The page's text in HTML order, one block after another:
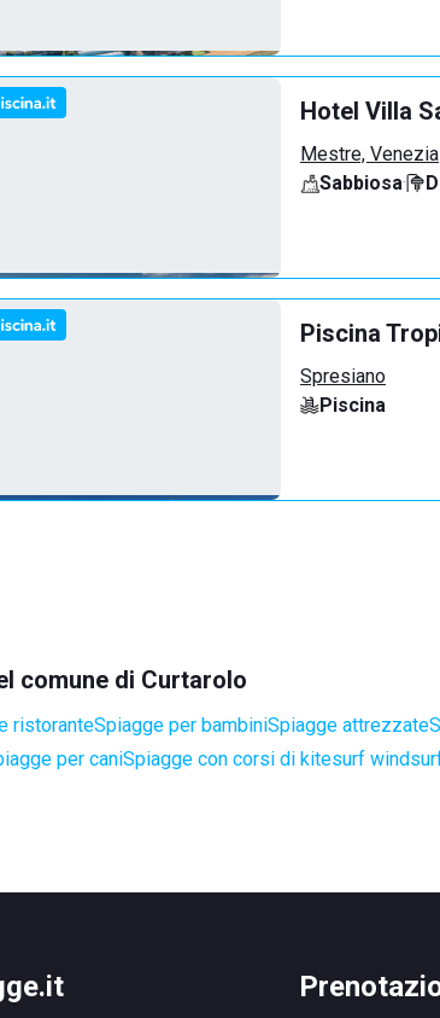
Hotel Villa
Mestre, Venezia
Sabbiosa·
Piscina
Spresiano
Piscina
comune di Curtarolo
ristoranteSpiagge per bambiniSpiagge attrezzate
per caniSpiagge con corsi di kitesurf